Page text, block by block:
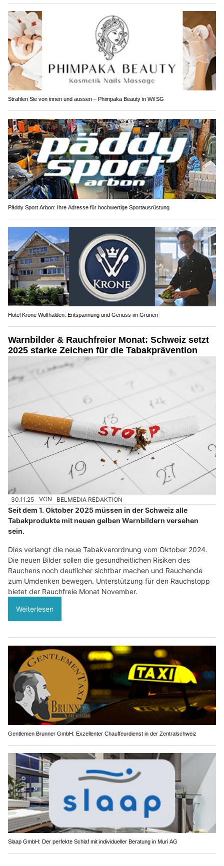
Strahlen Sie von innen und aussen – Phimpaka Beauty in Wil SG
Päddy Sport Arbon: Ihre Adresse für hochwertige Sportausrüstung
Hotel Krone Wolfhalden: Entspannung und Genuss im Grünen
Warnbilder & Rauchfreier Monat: Schweiz setzt
2025 starke Zeichen für die Tabakprävention
30.11.25 VON BELMEDIA REDAKTION
Seit dem 1. Oktober 2025 müssen in der Schweiz alle
Tabakprodukte mit neuen gelben Warnbildern versehen
sein.
Dies verlangt die neue Tabakverordnung vom Oktober 2024.
Die neuen Bilder sollen die gesundheitlichen Risiken des
Rauchens noch deutlicher sichtbar machen und Rauchende
zum Umdenken bewegen. Unterstützung für den Rauchstopp
bietet der Rauchfreie Monat November.
Weiterlesen
Gentlemen Brunner GmbH: Exzellenter Chauffeurdienst in der Zentralschweiz
Slaap GmbH: Der perfekte Schlaf mit individueller Beratung in Muri AG